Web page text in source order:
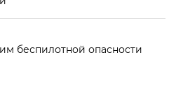
беспилотной опасности